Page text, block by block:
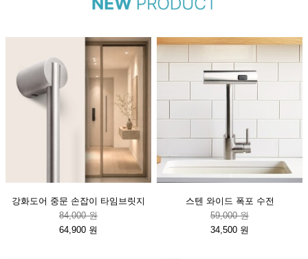
강화도어 중문 손잡이 타임브릿지
84,000 원
64,900 원
스텐 와이드 폭포 수전
59,000 원
34,500 원